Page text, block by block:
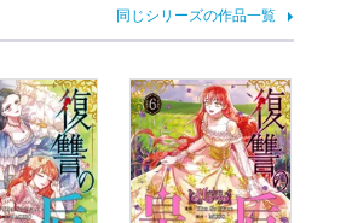
同じシリーズの作品一覧